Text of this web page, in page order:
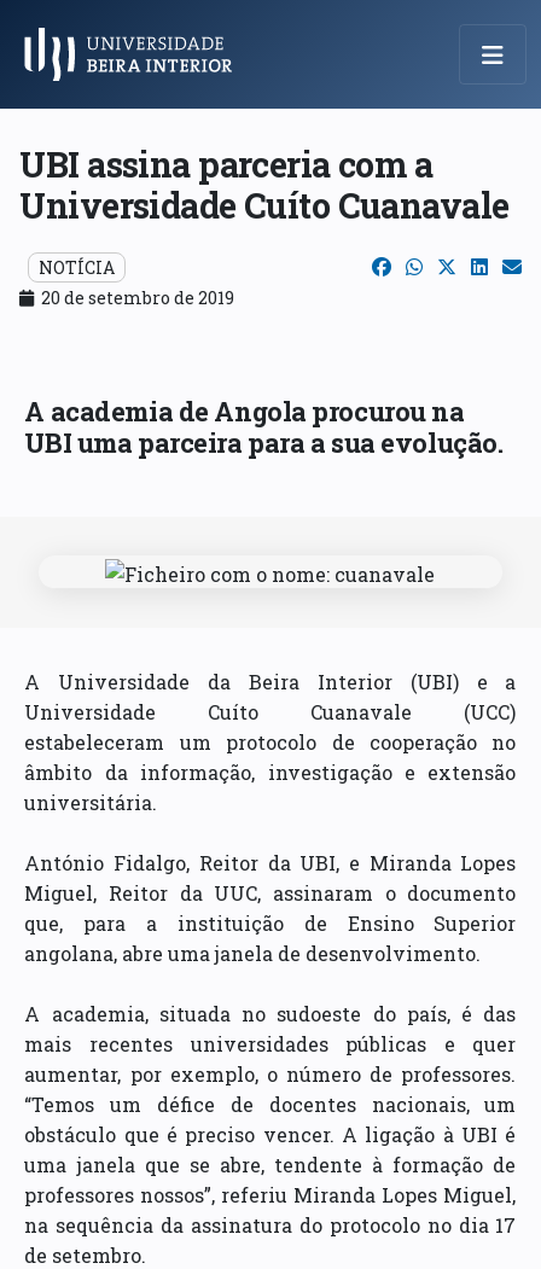
Menu Principal
UBI assina parceria com a
Universidade Cuíto Cuanavale
NOTÍCIA
20 de setembro de 2019
A academia de Angola procurou na
UBI uma parceira para a sua evolução.
A Universidade da Beira Interior (UBI) e a
Universidade Cuíto Cuanavale (UCC)
estabeleceram um protocolo de cooperação no
âmbito da informação, investigação e extensão
universitária.
António Fidalgo, Reitor da UBI, e Miranda Lopes
Miguel, Reitor da UUC, assinaram o documento
que, para a instituição de Ensino Superior
angolana, abre uma janela de desenvolvimento.
A academia, situada no sudoeste do país, é das
mais recentes universidades públicas e quer
aumentar, por exemplo, o número de professores.
“Temos um défice de docentes nacionais, um
obstáculo que é preciso vencer. A ligação à UBI é
uma janela que se abre, tendente à formação de
professores nossos”, referiu Miranda Lopes Miguel,
na sequência da assinatura do protocolo no dia 17
de setembro.